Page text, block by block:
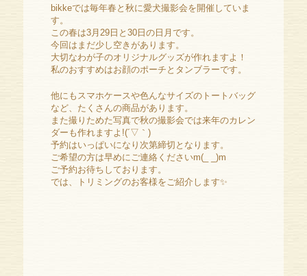
bikkeでは毎年春と秋に愛犬撮影会を開催していま
す。
この春は3月29日と30日の日月です。
今回はまだ少し空きがあります。
大切なわが子のオリジナルグッズが作れますよ！
私のおすすめはお顔のポーチとタンブラーです。
他にもスマホケースや色んなサイズのトートバッグ
など、たくさんの商品があります。
また撮りためた写真で秋の撮影会では来年のカレン
ダーも作れますよ!(´▽｀)
予約はいっぱいになり次第締切となります。
ご希望の方は早めにご連絡くださいm(_ _)m
ご予約お待ちしております。
では、トリミングのお客様をご紹介します✨️